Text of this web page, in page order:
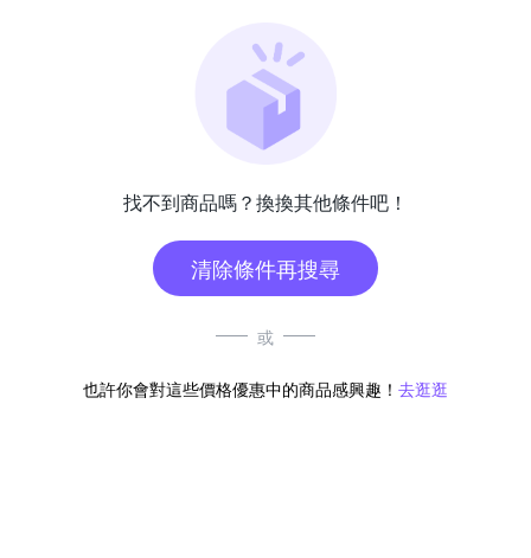
找不到商品嗎？換換其他條件吧！
清除條件再搜尋
或
也許你會對這些價格優惠中的商品感興趣！ 去逛逛